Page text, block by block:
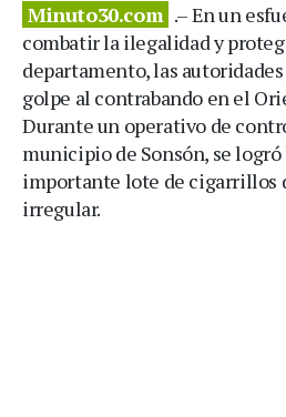
Minuto30.com .– En un
combatir la ilegalidad y
departamento, las
golpe al contrabando en el
Durante un operativo de
municipio de Sonsón, se
importante lote de cigarrillos
irregular.